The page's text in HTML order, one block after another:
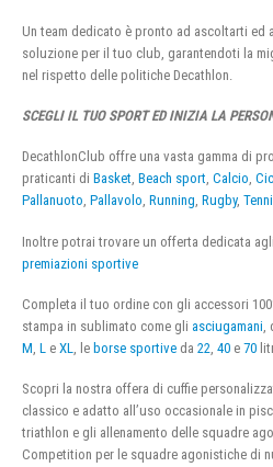
Un team dedicato è pronto ad ascoltarti ed
soluzione per il tuo club, garantendoti la
nel rispetto delle politiche Decathlon.
SCEGLI IL TUO SPORT ED INIZIA LA
DecathlonClub offre una vasta gamma di
praticanti di Basket, Beach sport, Calcio,
Pallanuoto, Pallavolo, Running, Rugby,
Inoltre potrai trovare un offerta dedicata agli
premiazioni sportive
Completa il tuo ordine con gli accessori
stampa in sublimato come gli asciugamani
M L e XL , le borse sportive da 22 40 e 70
Scopri la nostra offera di cuffie
classico e adatto all’uso occasionale in
triathlon e gli allenamento delle squadre
Competition per le squadre agonistiche di